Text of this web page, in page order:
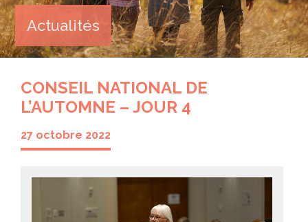
Actualités
CONSEIL NATIONAL DE
L’AUTOMNE – JOUR 4
27 octobre 2022